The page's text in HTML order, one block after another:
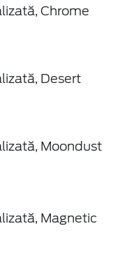
Chrome
Desert
Moondust
Magnetic